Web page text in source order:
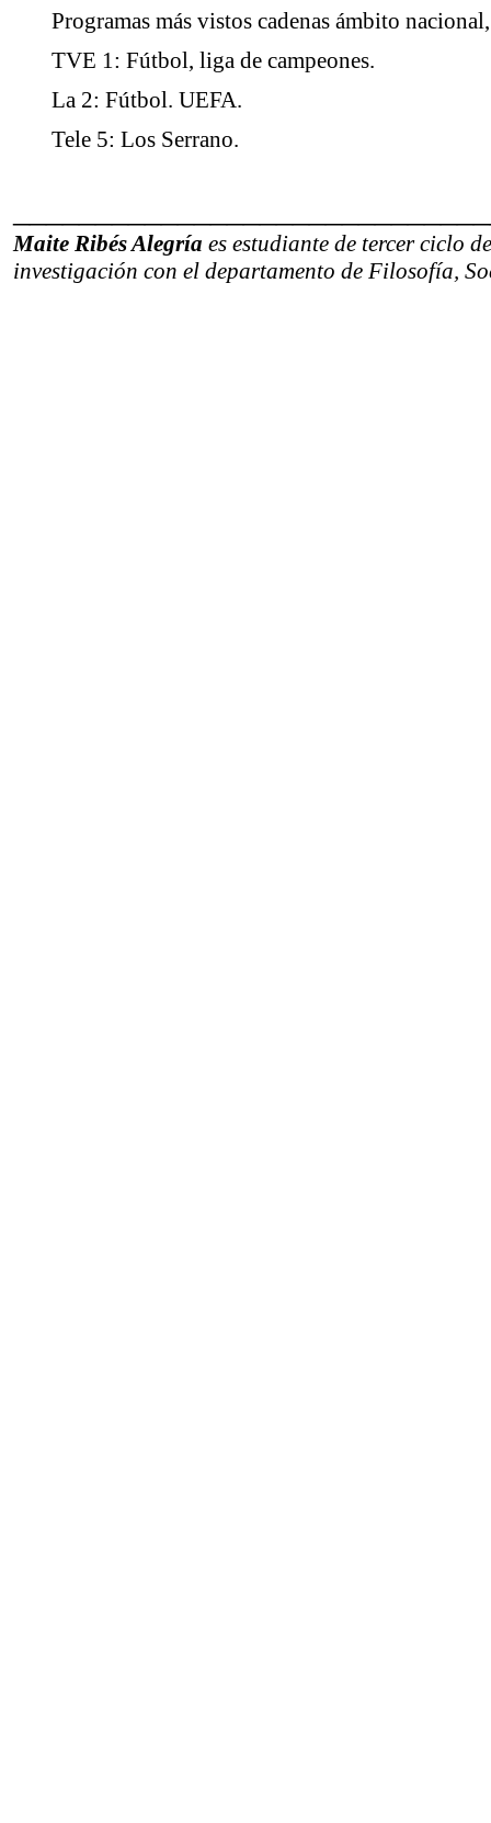
Programas más vistos cadenas ámbito
TVE 1: Fútbol, liga de campeones.
La 2: Fútbol. UEFA.
Tele 5: Los Serrano.
Maite Ribés Alegría es estudiante de tercer ciclo
investigación con el departamento de Filosofía,